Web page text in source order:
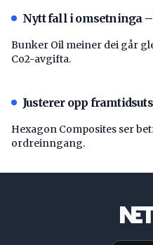
Nytt fall i omsetninga
Bunker Oil meiner dei går
Co2-avgifta.
Justerer opp
Hexagon Composites ser
ordreinngang.